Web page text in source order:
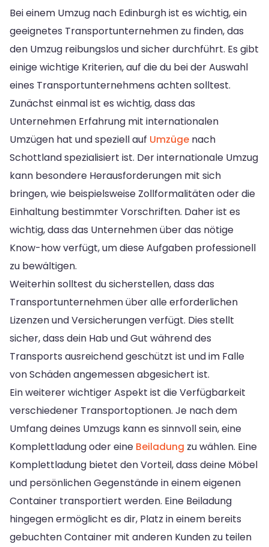
Bei einem Umzug nach Edinburgh ist es wichtig, ein
geeignetes Transportunternehmen zu finden, das
den Umzug reibungslos und sicher durchführt. Es gibt
einige wichtige Kriterien, auf die du bei der Auswahl
eines Transportunternehmens achten solltest.
Zunächst einmal ist es wichtig, dass das
Unternehmen Erfahrung mit internationalen
Umzügen hat und speziell auf Umzüge nach
Schottland spezialisiert ist. Der internationale Umzug
kann besondere Herausforderungen mit sich
bringen, wie beispielsweise Zollformalitäten oder die
Einhaltung bestimmter Vorschriften. Daher ist es
wichtig, dass das Unternehmen über das nötige
Know-how verfügt, um diese Aufgaben professionell
zu bewältigen.
Weiterhin solltest du sicherstellen, dass das
Transportunternehmen über alle erforderlichen
Lizenzen und Versicherungen verfügt. Dies stellt
sicher, dass dein Hab und Gut während des
Transports ausreichend geschützt ist und im Falle
von Schäden angemessen abgesichert ist.
Ein weiterer wichtiger Aspekt ist die Verfügbarkeit
verschiedener Transportoptionen. Je nach dem
Umfang deines Umzugs kann es sinnvoll sein, eine
Komplettladung oder eine Beiladung zu wählen. Eine
Komplettladung bietet den Vorteil, dass deine Möbel
und persönlichen Gegenstände in einem eigenen
Container transportiert werden. Eine Beiladung
hingegen ermöglicht es dir, Platz in einem bereits
gebuchten Container mit anderen Kunden zu teilen